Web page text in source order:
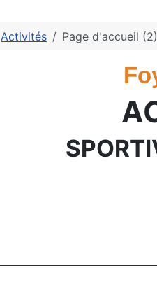
Activités Page d'accueil (2)